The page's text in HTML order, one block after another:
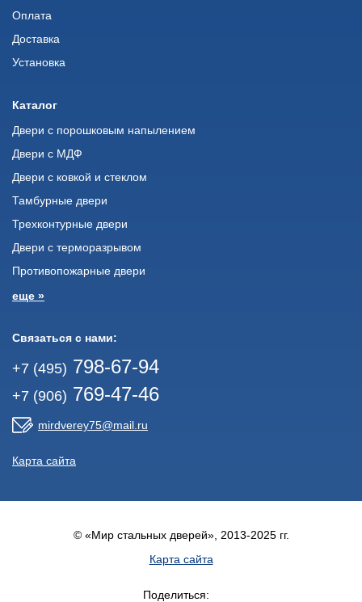
Оплата
Доставка
Установка
Каталог
Двери с порошковым напылением
Двери с МДФ
Двери с ковкой и стеклом
Тамбурные двери
Трехконтурные двери
Двери с терморазрывом
Противопожарные двери
еще »
Связаться с нами:
+7 (495) 798-67-94
+7 (906) 769-47-46
mirdverey75@mail.ru
Карта сайта
© «Мир стальных дверей», 2013-2025 гг.
Карта сайта
Поделиться: